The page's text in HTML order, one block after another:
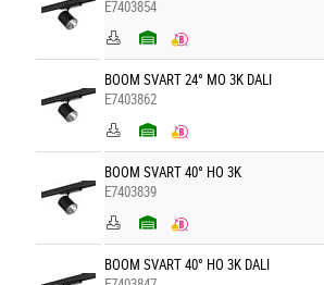
E7403854
BOOM SVART 24° MO 3K DALI
E7403862
BOOM SVART 40° HO 3K
E7403839
BOOM SVART 40° HO 3K DALI